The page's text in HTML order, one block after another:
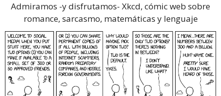
Admiramos -y disfrutamos- Xkcd, cómic web sobre
romance, sarcasmo, matemáticas y lenguaje